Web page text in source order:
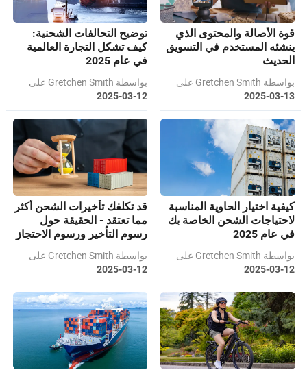
قوة الأصالة والمحتوى الذي
ينشئه المستخدم في التسويق
الحديث
بواسطة Gretchen Smith على
2025-03-13
توضيح التحالفات الشحنية:
كيف تشكل التجارة العالمية
في عام 2025
بواسطة Gretchen Smith على
2025-03-12
كيفية اختيار الحاوية المناسبة
لاحتياجات الشحن الخاصة بك
في عام 2025
بواسطة Gretchen Smith على
2025-03-12
قد تكلفك تأخيرات الشحن أكثر
مما تعتقد - الحقيقة حول
رسوم التأخير ورسوم الاحتجاز
بواسطة Gretchen Smith على
2025-03-12